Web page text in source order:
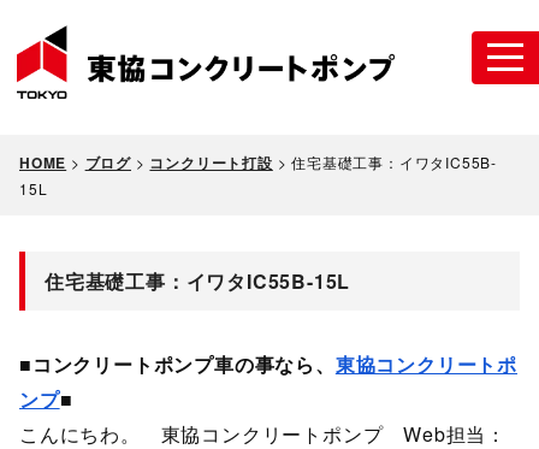
HOME > ブログ > コンクリート打設 >住宅基礎工事：イワタIC55B-
15L
住宅基礎工事：イワタIC55B-15L
■コンクリートポンプ車の事なら、 東協コンクリートポ
ンプ■
こんにちわ。 東協コンクリートポンプ Web担当：